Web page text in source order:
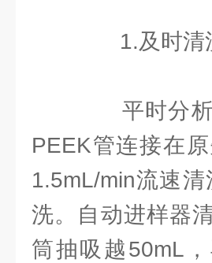
1.及时清
平时分析
PEEK管连接在
1.5mL/min流速
洗。自动进样器
筒抽吸越50mL